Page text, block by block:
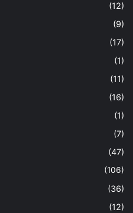
(12)
(9)
(17)
(1)
(11)
(16)
(1)
(7)
(47)
(106)
(36)
(12)